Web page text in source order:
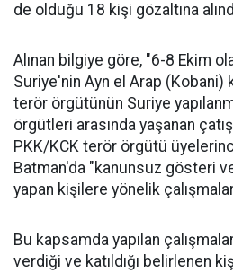
de olduğu 18 kişi gözaltına
Alınan bilgiye göre, "6-8 Ekim
Suriye'nin Ayn el Arap (Kobani)
terör örgütünün Suriye
örgütleri arasında yaşanan
PKK/KCK terör örgütü
Batman'da "kanunsuz gösteri
yapan kişilere yönelik
Bu kapsamda yapılan
verdiği ve katıldığı belirlenen